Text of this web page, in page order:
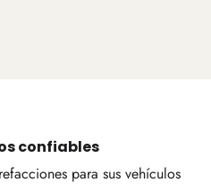
confiables
para sus vehículos